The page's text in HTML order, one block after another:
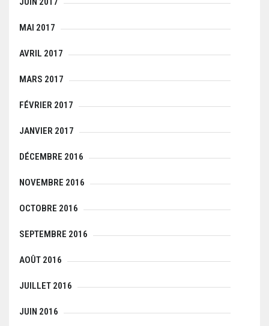
MAI 2017
AVRIL 2017
MARS 2017
FÉVRIER 2017
JANVIER 2017
DÉCEMBRE 2016
NOVEMBRE 2016
OCTOBRE 2016
SEPTEMBRE 2016
AOÛT 2016
JUILLET 2016
JUIN 2016